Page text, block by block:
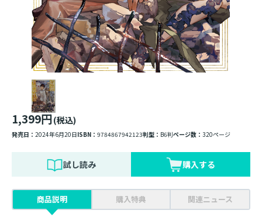
1,399円(税込)
発売日： 2024年6月20日ISBN： 9784867942123判型： B6判ページ数： 320ページ
試し読み 購入する
商品説明 購入特典 関連ニュース